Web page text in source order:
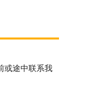
或途中联系我